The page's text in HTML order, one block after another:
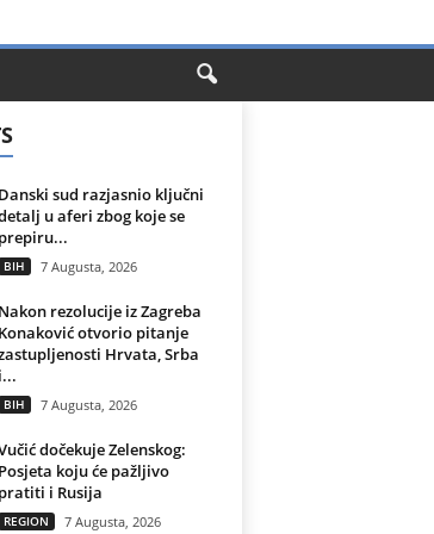
Danski sud razjasnio ključni
u aferi zbog koje se
prepiru...
BIH 7 Augusta, 2026
Nakon rezolucije iz Zagreba
Konaković otvorio pitanje
Hrvata, Srba
i...
BIH 7 Augusta, 2026
dočekuje Zelenskog:
Posjeta koju će pažljivo
pratiti i Rusija
REGION 7 Augusta, 2026